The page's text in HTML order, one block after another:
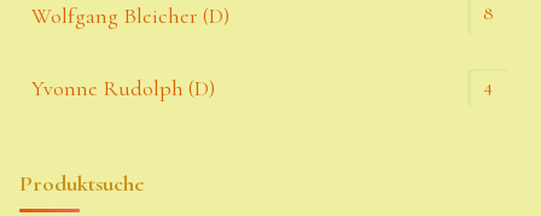
Wolfgang Bleicher (D) 8
Yvonne Rudolph (D) 4
Produktsuche